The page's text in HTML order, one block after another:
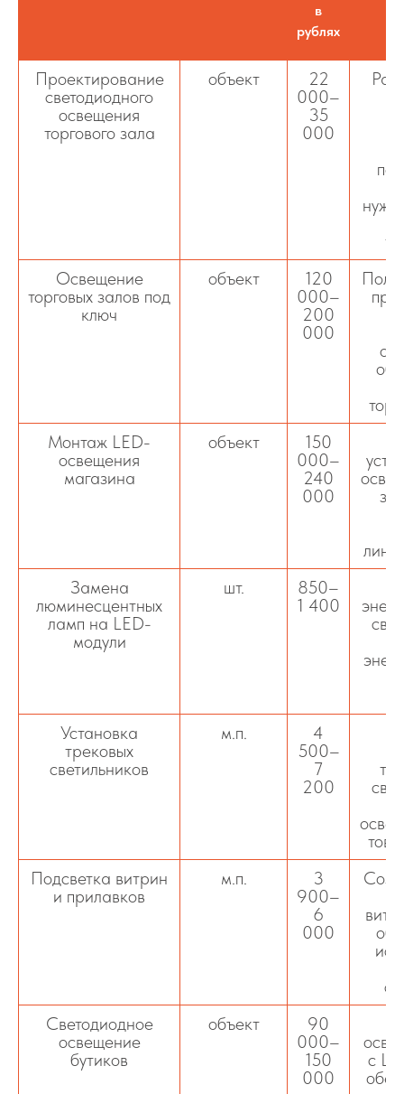
в
рублях
Проектирование
светодиодного
освещения
торгового зала
объект
22
000–
35
000
Освещение
торговых залов под
ключ
объект
120
000–
200
000
Монтаж LED-
освещения
магазина
объект
150
000–
240
000
Замена
люминесцентных
ламп на LED-
модули
шт.
850–
1 400
Установка
трековых
светильников
м.п.
4
500–
7
200
Подсветка витрин
и прилавков
м.п.
3
900–
6
000
Светодиодное
освещение
бутиков
объект
90
000–
150
000
с